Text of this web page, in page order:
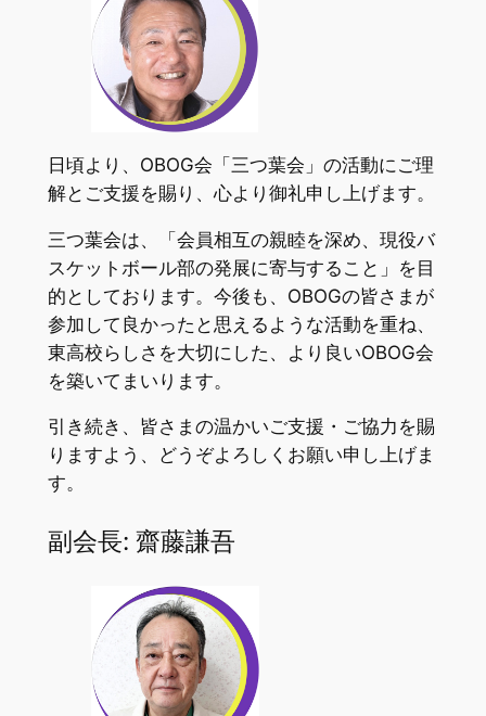
日頃より、OBOG会「三つ葉会」の活動にご理
解とご支援を賜り、心より御礼申し上げます。
三つ葉会は、「会員相互の親睦を深め、現役バ
スケットボール部の発展に寄与すること」を目
的としております。今後も、OBOGの皆さまが
参加して良かったと思えるような活動を重ね、
東高校らしさを大切にした、より良いOBOG会
を築いてまいります。
引き続き、皆さまの温かいご支援・ご協力を賜
りますよう、どうぞよろしくお願い申し上げま
す。
副会長: 齋藤謙吾